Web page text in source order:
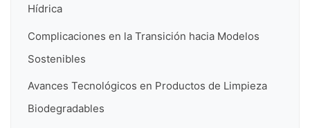
Hídrica
Complicaciones en la Transición hacia Modelos
Sostenibles
Avances Tecnológicos en Productos de Limpieza
Biodegradables